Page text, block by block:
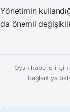
Yönetimin
da önemli
Oyun haberleri için
bağlantıya